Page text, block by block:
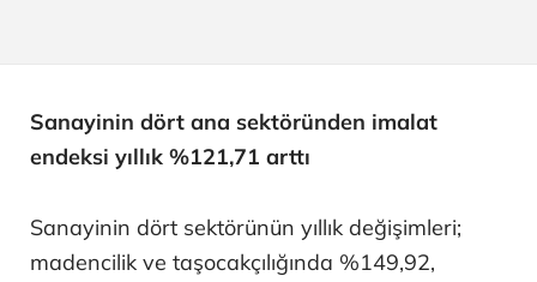
Sanayinin dört ana sektöründen imalat
endeksi yıllık %121,71 arttı
Sanayinin dört sektörünün yıllık değişimleri;
madencilik ve taşocakçılığında %149,92,